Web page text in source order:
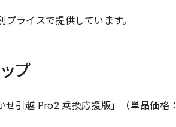
ライスで提供しています。
プ
引越 Pro2 乗換応援版」（単品価格：